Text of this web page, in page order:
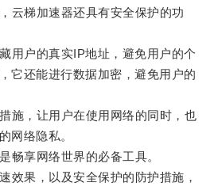
梯加速器还具有安全保护的功
户的真实IP地址，避免用户的个
它还能进行数据加密，避免用户的
，让用户在使用网络的同时，也
网络隐私。
享网络世界的必备工具。
果，以及安全保护的防护措施，